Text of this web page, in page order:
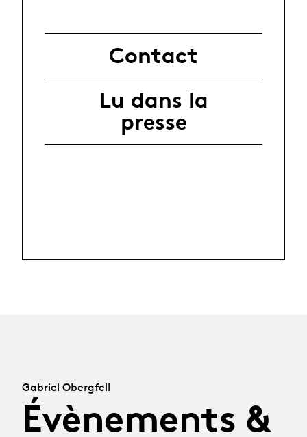
Contact
Lu dans la
presse
Gabriel Obergfell
Évènements &